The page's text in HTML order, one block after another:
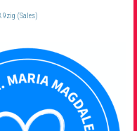
(Sales)